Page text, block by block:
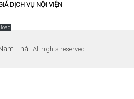
DỊCH VỤ NỘI VIỆN
Thái. All rights reserved.